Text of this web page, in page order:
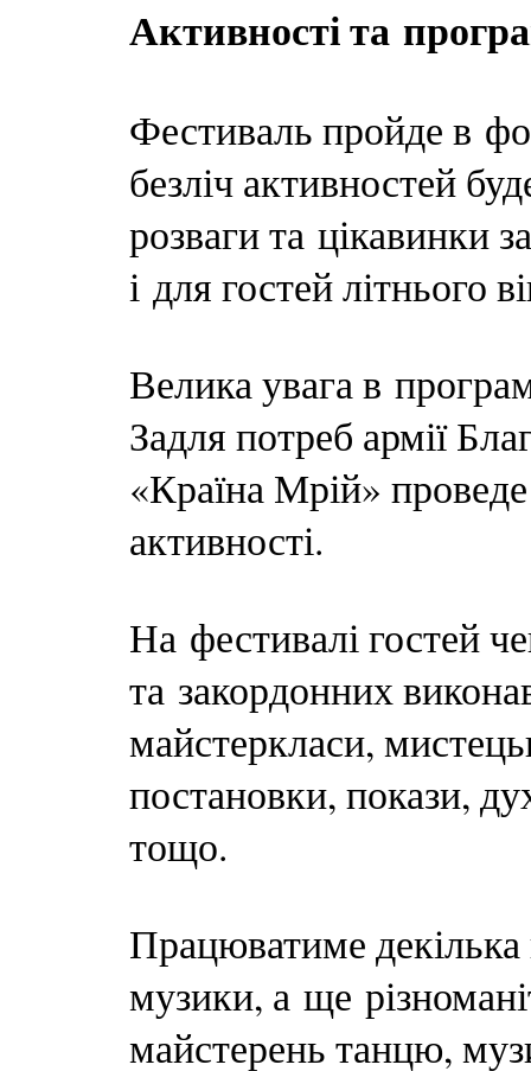
Активності та
Фестиваль пройде в
безліч активностей
розваги та цікавинки
і для гостей літнього
Велика увага в
Задля потреб армії
«Країна Мрій»
активності.
На фестивалі гостей
та закордонних
майстеркласи,
постановки, покази,
тощо.
Працюватиме
музики, а ще
майстерень танцю,